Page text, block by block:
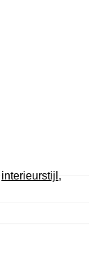
interieurstijl ,